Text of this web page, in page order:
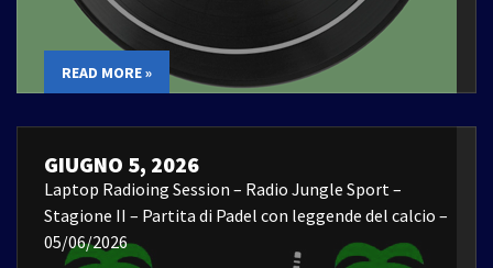
READ MORE »
GIUGNO 5, 2026
Laptop Radioing Session – Radio Jungle Sport –
Stagione II – Partita di Padel con leggende del calcio –
05/06/2026